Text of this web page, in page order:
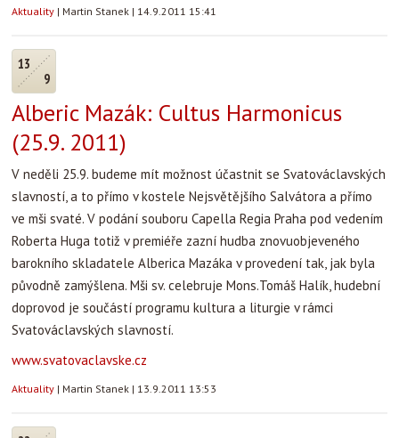
Aktuality | Martin Stanek | 14.9.2011 15:41
13
9
Alberic Mazák: Cultus Harmonicus
(25.9. 2011)
V neděli 25.9. budeme mít možnost účastnit se Svatováclavských
slavností, a to přímo v kostele Nejsvětějšího Salvátora a přímo
ve mši svaté. V podání souboru Capella Regia Praha pod vedením
Roberta Huga totiž v premiéře zazní hudba znovuobjeveného
barokního skladatele Alberica Mazáka v provedení tak, jak byla
původně zamýšlena. Mši sv. celebruje Mons.Tomáš Halík, hudební
doprovod je součástí programu kultura a liturgie v rámci
Svatováclavských slavností.
www.svatovaclavske.cz
Aktuality | Martin Stanek | 13.9.2011 13:53